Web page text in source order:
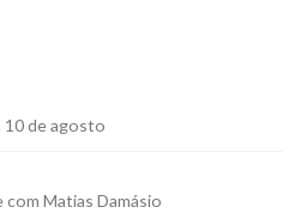
10 de agosto
com Matias Damásio